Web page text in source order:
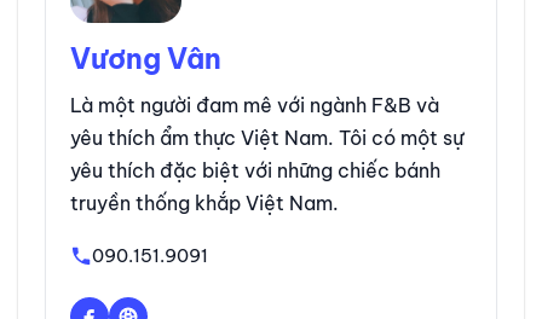
Vương Vân
Là một người đam mê với ngành F&B và
yêu thích ẩm thực Việt Nam. Tôi có một sự
yêu thích đặc biệt với những chiếc bánh
truyền thống khắp Việt Nam.
090.151.9091